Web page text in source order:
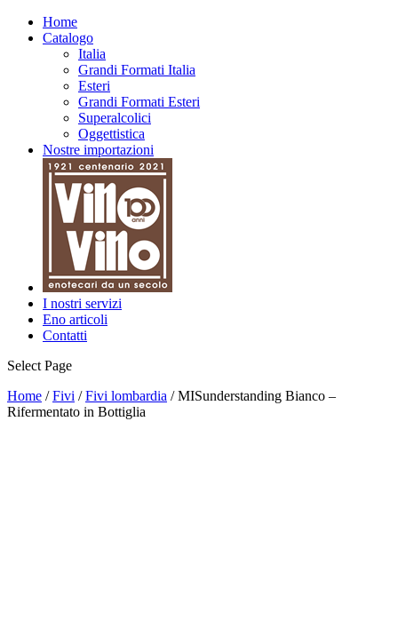
Home
Catalogo
Italia
Grandi Formati Italia
Esteri
Grandi Formati Esteri
Superalcolici
Oggettistica
Nostre importazioni
I nostri servizi
Eno articoli
Contatti
Select Page
Home /Fivi /Fivi lombardia / MISunderstanding Bianco –
Rifermentato in Bottiglia